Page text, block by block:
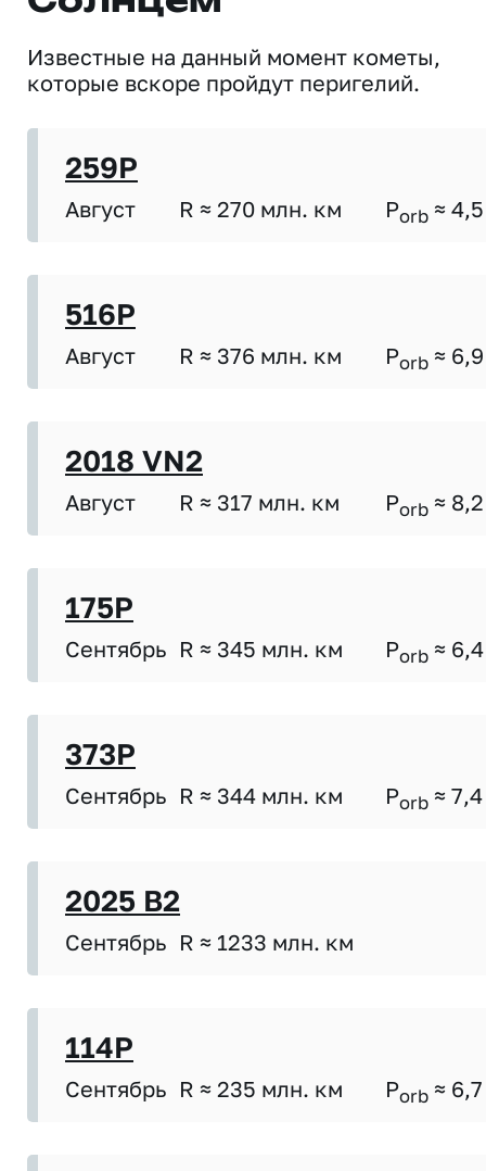
Известные на данный момент кометы,
которые вскоре пройдут перигелий.
259P
Август R ≈ 270 млн. км Porb ≈ 4,5
516P
Август R ≈ 376 млн. км Porb ≈ 6,9
2018 VN2
Август R ≈ 317 млн. км Porb ≈ 8,2
175P
Сентябрь R ≈ 345 млн. км Porb ≈ 6,4
373P
Сентябрь R ≈ 344 млн. км Porb ≈ 7,4
2025 B2
Сентябрь R ≈ 1233 млн. км
114P
Сентябрь R ≈ 235 млн. км Porb ≈ 6,7